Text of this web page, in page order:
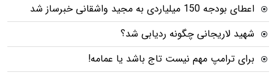
اعطای بودجه 150 میلیاردی به مجید واشقانی خبرساز شد
شهید لاریجانی چگونه ردیابی شد؟
برای ترامپ مهم نیست تاج باشد یا عمامه!